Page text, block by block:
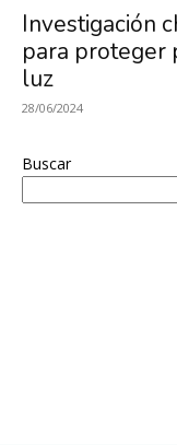
Investigación
para proteger
luz
28/06/2024
Buscar